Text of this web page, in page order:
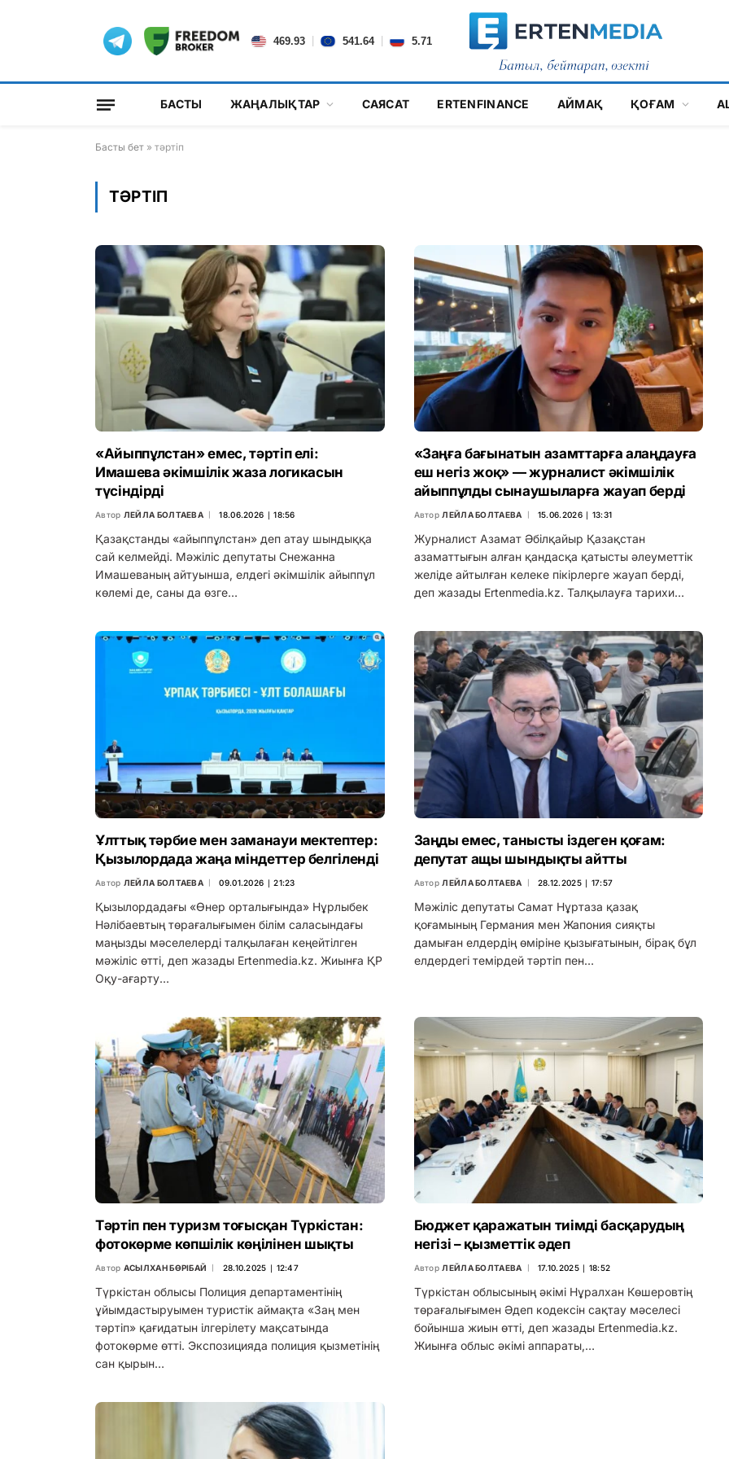
469.93 541.64 5.71
БАСТЫ ЖАҢАЛЫҚТАР САЯСАТ ERTENFINANCE АЙМАҚ ҚОҒАМ
Басты бет » тәртіп
ТӘРТІП
«Айыппұлстан» емес, тәртіп елі:
Имашева әкімшілік жаза логикасын
түсіндірді
Автор ЛЕЙЛА БОЛТАЕВА 18.06.2026 ∣ 18:56
Қазақстанды «айыппұлстан» деп атау шындыққа
сай келмейді. Мәжіліс депутаты Снежанна
Имашеваның айтуынша, елдегі әкімшілік айыппұл
көлемі де, саны да өзге…
«Заңға бағынатын азамттарға алаңдауға
еш негіз жоқ» — журналист әкімшілік
айыппұлды сынаушыларға жауап берді
Автор ЛЕЙЛА БОЛТАЕВА 15.06.2026 ∣ 13:31
Журналист Азамат Әбілқайыр Қазақстан
азаматтығын алған қандасқа қатысты әлеуметтік
желіде айтылған келеке пікірлерге жауап берді,
деп жазады Ertenmedia.kz. Талқылауға тарихи…
Ұлттық тәрбие мен заманауи мектептер:
Қызылордада жаңа міндеттер белгіленді
Автор ЛЕЙЛА БОЛТАЕВА 09.01.2026 ∣ 21:23
Қызылордадағы «Өнер орталығында» Нұрлыбек
Нәлібаевтың төрағалығымен білім саласындағы
маңызды мәселелерді талқылаған кеңейтілген
мәжіліс өтті, деп жазады Ertenmedia.kz. Жиынға ҚР
Оқу-ағарту…
Заңды емес, танысты іздеген қоғам:
депутат ащы шындықты айтты
Автор ЛЕЙЛА БОЛТАЕВА 28.12.2025 ∣ 17:57
Мәжіліс депутаты Самат Нұртаза қазақ
қоғамының Германия мен Жапония сияқты
дамыған елдердің өміріне қызығатынын, бірақ бұл
елдердегі темірдей тәртіп пен…
Тәртіп пен туризм тоғысқан Түркістан:
фотокөрме көпшілік көңілінен шықты
Автор АСЫЛХАН БӨРІБАЙ 28.10.2025 ∣ 12:47
Түркістан облысы Полиция департаментінің
ұйымдастыруымен туристік аймақта «Заң мен
тәртіп» қағидатын ілгерілету мақсатында
фотокөрме өтті. Экспозицияда полиция қызметінің
сан қырын…
Бюджет қаражатын тиімді басқарудың
негізі – қызметтік әдеп
Автор ЛЕЙЛА БОЛТАЕВА 17.10.2025 ∣ 18:52
Түркістан облысының әкімі Нұралхан Көшеровтің
төрағалығымен Әдеп кодексін сақтау мәселесі
бойынша жиын өтті, деп жазады Ertenmedia.kz.
Жиынға облыс әкімі аппараты,…